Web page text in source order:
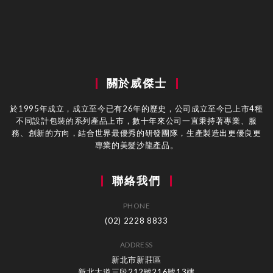
關於威傑士
於1995年成立，成立至今已有26年的歷史，公司成立至今已上市4種
不同設計包裝的系列產品上市，數十年來公司一直秉持著專業、服
務、創新的方向，結合世界最優秀的研發團隊，生產製造出更優良更
專業的美髮沙龍產品。
聯絡我們
PHONE
(02) 2228 8833
ADDRESS
新北市新莊區